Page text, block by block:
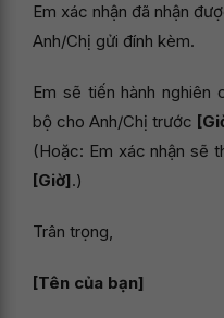
Em xác nhận đã nhận
Anh/Chị gửi đính kèm.
Em sẽ tiến hành
bộ cho Anh/Chị trước
(Hoặc: Em xác nhận sẽ
[Giờ].)
Trân trọng,
[Tên của bạn]